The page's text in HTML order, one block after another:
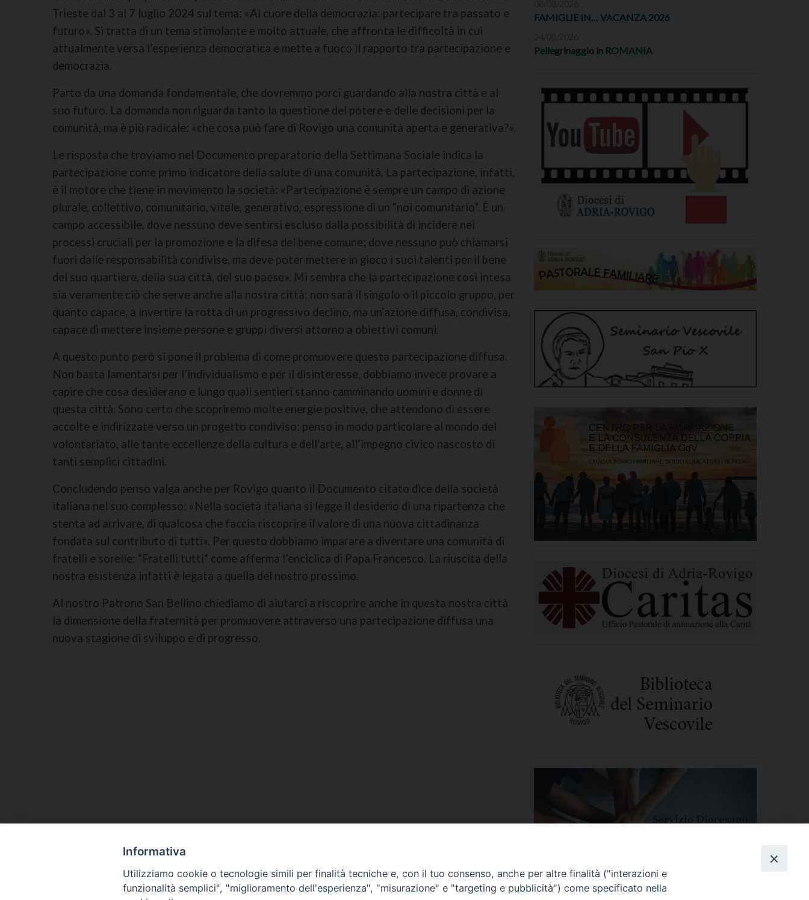
Trieste dal 3 al 7 luglio 2024 sul tema: «Al cuore della democrazia: partecipare tra passato e
futuro». Si tratta di un tema stimolante e molto attuale, che affronta le difficoltà in cui
attualmente versa l’esperienza democratica e mette a fuoco il rapporto tra partecipazione e
democrazia.
Parto da una domanda fondamentale, che dovremmo porci guardando alla nostra città e al
suo futuro. La domanda non riguarda tanto la questione del potere e delle decisioni per la
comunità, ma è più radicale: «che cosa può fare di Rovigo una comunità aperta e generativa?».
Le risposta che troviamo nel Documento preparatorio della Settimana Sociale indica la
partecipazione come primo indicatore della salute di una comunità. La partecipazione, infatti,
è il motore che tiene in movimento la società: «Partecipazione è sempre un campo di azione
plurale, collettivo, comunitario, vitale, generativo, espressione di un “noi comunitario”. È un
campo accessibile, dove nessuno deve sentirsi escluso dalla possibilità di incidere nei
processi cruciali per la promozione e la difesa del bene comune; dove nessuno può chiamarsi
fuori dalle responsabilità condivise, ma deve poter mettere in gioco i suoi talenti per il bene
del suo quartiere, della sua città, del suo paese». Mi sembra che la partecipazione così intesa
sia veramente ciò che serve anche alla nostra città: non sarà il singolo o il piccolo gruppo, per
quanto capace, a invertire la rotta di un progressivo declino, ma un’azione diffusa, condivisa,
capace di mettere insieme persone e gruppi diversi attorno a obiettivi comuni.
A questo punto però si pone il problema di come promuovere questa partecipazione diffusa.
Non basta lamentarsi per l’individualismo e per il disinteresse, dobbiamo invece provare a
capire che cosa desiderano e lungo quali sentieri stanno camminando uomini e donne di
questa città. Sono certo che scopriremo molte energie positive, che attendono di essere
accolte e indirizzate verso un progetto condiviso: penso in modo particolare al mondo del
volontariato, alle tante eccellenze della cultura e dell’arte, all’impegno civico nascosto di
tanti semplici cittadini.
Concludendo penso valga anche per Rovigo quanto il Documento citato dice della società
italiana nel suo complesso: «Nella società italiana si legge il desiderio di una ripartenza che
stenta ad arrivare, di qualcosa che faccia riscoprire il valore di una nuova cittadinanza
fondata sul contributo di tutti». Per questo dobbiamo imparare a diventare una comunità di
fratelli e sorelle: “Fratelli tutti” come afferma l’enciclica di Papa Francesco. La riuscita della
nostra esistenza infatti è legata a quella del nostro prossimo.
Al nostro Patrono San Bellino chiediamo di aiutarci a riscoprire anche in questa nostra città
la dimensione della fraternità per promuovere attraverso una partecipazione diffusa una
nuova stagione di sviluppo e di progresso.
FAMIGLIE IN… VACANZA 2026
Pellegrinaggio in ROMANIA
Informativa
Utilizziamo cookie o tecnologie simili per finalità tecniche e, con il tuo consenso, anche per altre finalità ("interazioni e
funzionalità semplici", "miglioramento dell'esperienza", "misurazione" e "targeting e pubblicità") come specificato nella